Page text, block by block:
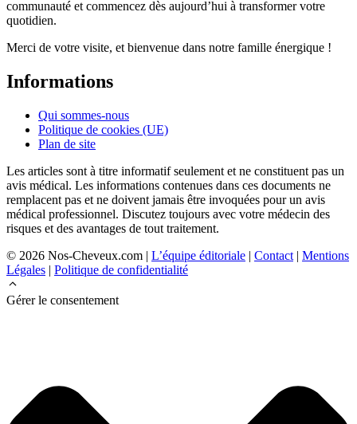
communauté et commencez dès aujourd’hui à transformer votre
quotidien.
Merci de votre visite, et bienvenue dans notre famille énergique !
Informations
Qui sommes-nous
Politique de cookies (UE)
Plan de site
Les articles sont à titre informatif seulement et ne constituent pas un
avis médical. Les informations contenues dans ces documents ne
remplacent pas et ne doivent jamais être invoquées pour un avis
médical professionnel. Discutez toujours avec votre médecin des
risques et des avantages de tout traitement.
© 2026 Nos-Cheveux.com | L’équipe éditoriale | Contact | Mentions
Légales | Politique de confidentialité
Gérer le consentement